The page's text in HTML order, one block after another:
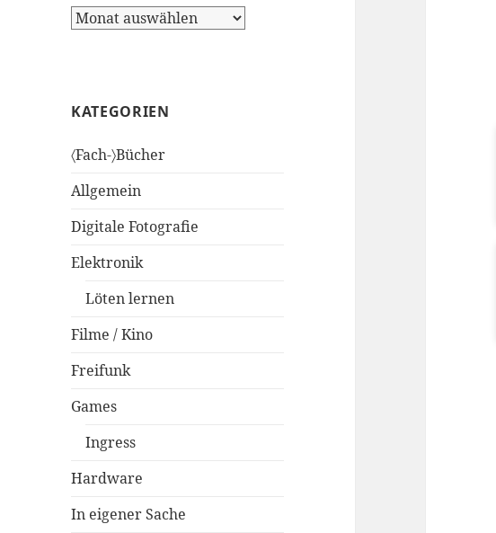
Archiv
KATEGORIEN
〈Fach-〉Bücher
Allgemein
Digitale Fotografie
Elektronik
Löten lernen
Filme / Kino
Freifunk
Games
Ingress
Hardware
In eigener Sache